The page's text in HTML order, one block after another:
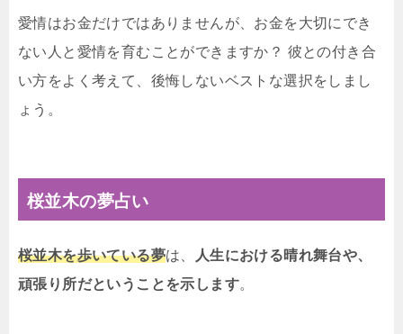
愛情はお金だけではありませんが、お金を大切にでき
ない人と愛情を育むことができますか？ 彼との付き合
い方をよく考えて、後悔しないベストな選択をしまし
ょう。
桜並木の夢占い
桜並木を歩いている夢は、
人生における晴れ舞台や、
頑張り所だということを示します。